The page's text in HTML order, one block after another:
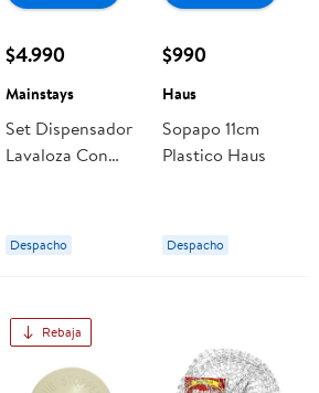
$4.990
Mainstays
Set Dispensador
Lavaloza Con
Poliresina
Mainstays
Despacho
$990
Haus
Sopapo 11cm
Plastico Haus
Despacho
Rebaja